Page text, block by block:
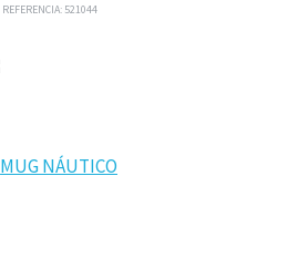
REFERENCIA: 521044